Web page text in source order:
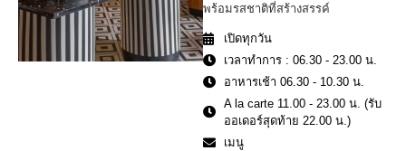
พร้อมรสชาติที่สร้างสรรค์
เปิดทุกวัน
เวลาทำการ : 06.30 - 23.00 น.
อาหารเช้า 06.30 - 10.30 น.
A la carte 11.00 - 23.00 น. (รับ
ออเดอร์สุดท้าย 22.00 น.)
เมนู